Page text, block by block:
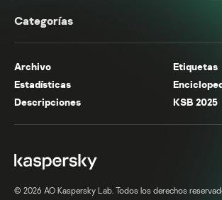
Categorías
Archivo
Etiquetas
Estadísticas
Descripciones
KSB 2025
© 2026 AO Kaspersky Lab. Todos los derechos